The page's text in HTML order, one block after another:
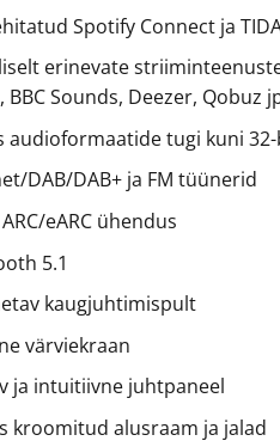
Spotify Connect ja
erinevate
BBC Sounds, Deezer, Qobuz
audioformaatide tugi kuni
DAB/DAB+ ja FM tüünerid
eARC ühendus
5.1
kaugjuhtimispult
värviekraan
ja intuitiivne juhtpaneel
kroomitud alusraam ja jalad